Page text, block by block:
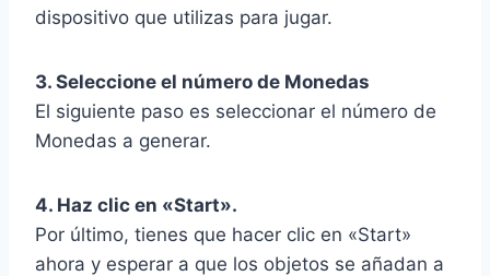
dispositivo que utilizas para jugar.
3. Seleccione el número de Monedas
El siguiente paso es seleccionar el número de
Monedas a generar.
4. Haz clic en «Start».
Por último, tienes que hacer clic en «Start»
ahora y esperar a que los objetos se añadan a